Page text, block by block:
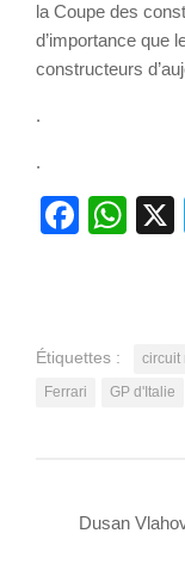
la Coupe des
d’importance que
constructeurs
.
.
Étiquettes : circuit
Ferrari
GP d'Italie
Dusan